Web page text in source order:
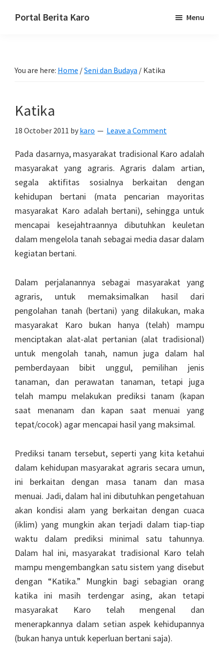
Portal Berita Karo
Karo,
Karo.
Menu
You are here: Home /Seni dan Budaya / Katika
Katika
18 October 2011 by karo Leave a Comment
Pada dasarnya, masyarakat tradisional Karo adalah
masyarakat yang agraris. Agraris dalam artian,
segala aktifitas sosialnya berkaitan dengan
kehidupan bertani (mata pencarian mayoritas
masyarakat Karo adalah bertani), sehingga untuk
mencapai kesejahtraannya dibutuhkan keuletan
dalam mengelola tanah sebagai media dasar dalam
kegiatan bertani.
Dalam perjalanannya sebagai masyarakat yang
agraris, untuk memaksimalkan hasil dari
pengolahan tanah (bertani) yang dilakukan, maka
masyarakat Karo bukan hanya (telah) mampu
menciptakan alat-alat pertanian (alat tradisional)
untuk mengolah tanah, namun juga dalam hal
pemberdayaan bibit unggul, pemilihan jenis
tanaman, dan perawatan tanaman, tetapi juga
telah mampu melakukan prediksi tanam (kapan
saat menanam dan kapan saat menuai yang
tepat/cocok) agar mencapai hasil yang maksimal.
Prediksi tanam tersebut, seperti yang kita ketahui
dalam kehidupan masyarakat agraris secara umun,
ini berkaitan dengan masa tanam dan masa
menuai. Jadi, dalam hal ini dibutuhkan pengetahuan
akan kondisi alam yang berkaitan dengan cuaca
(iklim) yang mungkin akan terjadi dalam tiap-tiap
waktu dalam prediksi minimal satu tahunnya.
Dalam hal ini, masyarakat tradisional Karo telah
mampu mengembangkan satu sistem yang disebut
dengan “Katika.” Mungkin bagi sebagian orang
katika ini masih terdengar asing, akan tetapi
masyarakat Karo telah mengenal dan
menerapkannya dalam setian aspek kehidupannya
(bukan hanya untuk keperluan bertani saja).